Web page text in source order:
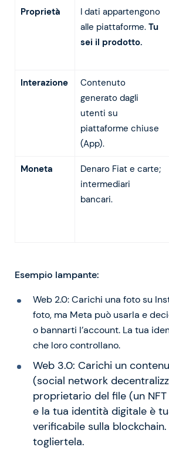
Proprietà
I dati appartengono
alle piattaforme. Tu
sei il prodotto.
Interazione
Contenuto
generato dagli
utenti su
piattaforme chiuse
(App).
Moneta
Denaro Fiat e carte;
intermediari
bancari.
Esempio lampante:
Web 2.0: Carichi una foto su
foto, ma Meta può usarla e
o bannarti l’account. La tua
che loro controllano.
Web 3.0: Carichi un
(social network
proprietario del file (un
e la tua identità digitale è
verificabile sulla
togliertela.